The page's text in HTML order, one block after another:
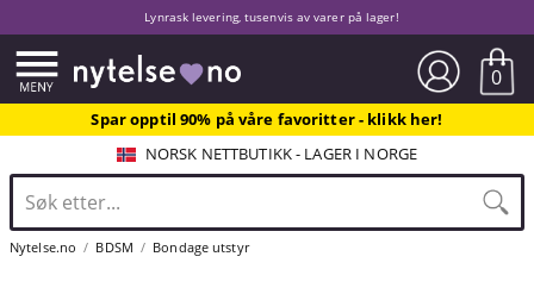
Lynrask levering, tusenvis av varer på lager!
0
Spar opptil 90% på våre favoritter - klikk her!
NORSK NETTBUTIKK - LAGER I NORGE
Nytelse.no BDSM Bondage utstyr